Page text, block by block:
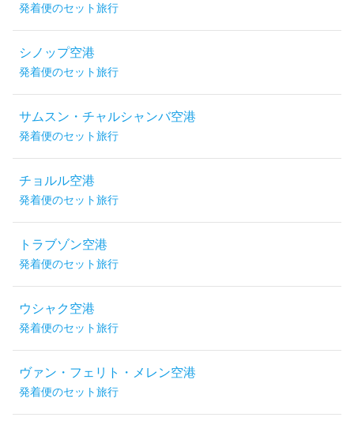
発着便のセット旅行
シノップ空港
発着便のセット旅行
サムスン・チャルシャンバ空港
発着便のセット旅行
チョルル空港
発着便のセット旅行
トラブゾン空港
発着便のセット旅行
ウシャク空港
発着便のセット旅行
ヴァン・フェリト・メレン空港
発着便のセット旅行